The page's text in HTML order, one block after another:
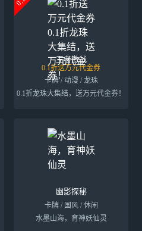
王者激战
0.1折送万元代金券
卡牌 / 动漫 / 龙珠
0.1折龙珠大集结，送万元代金券！
幽影探秘
卡牌 / 国风 / 休闲
水墨山海，育神妖仙灵